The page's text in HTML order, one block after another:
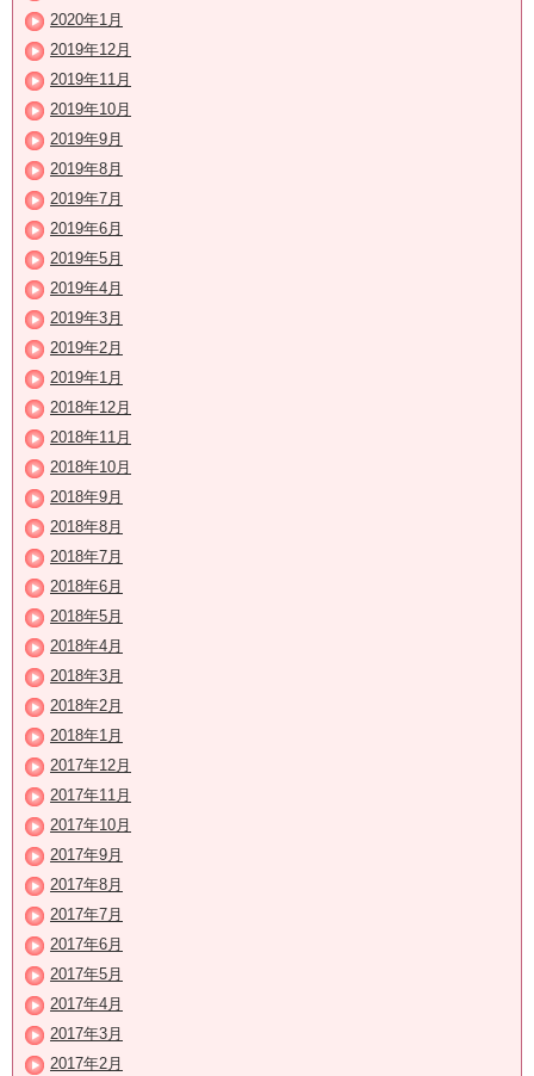
2020年1月
2019年12月
2019年11月
2019年10月
2019年9月
2019年8月
2019年7月
2019年6月
2019年5月
2019年4月
2019年3月
2019年2月
2019年1月
2018年12月
2018年11月
2018年10月
2018年9月
2018年8月
2018年7月
2018年6月
2018年5月
2018年4月
2018年3月
2018年2月
2018年1月
2017年12月
2017年11月
2017年10月
2017年9月
2017年8月
2017年7月
2017年6月
2017年5月
2017年4月
2017年3月
2017年2月